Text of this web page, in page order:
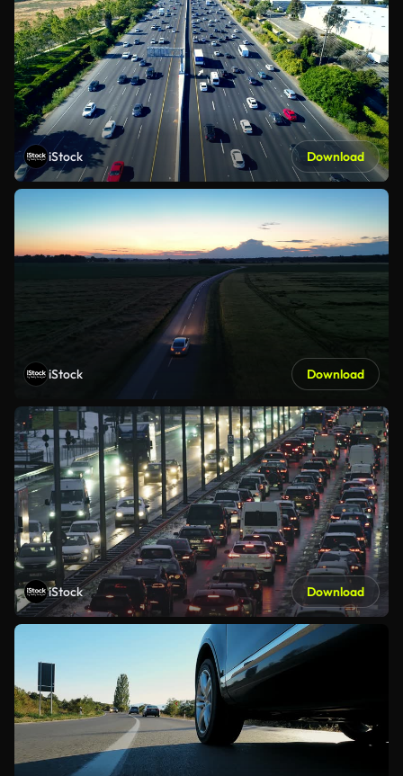
iStock Download
iStock Download
iStock Download